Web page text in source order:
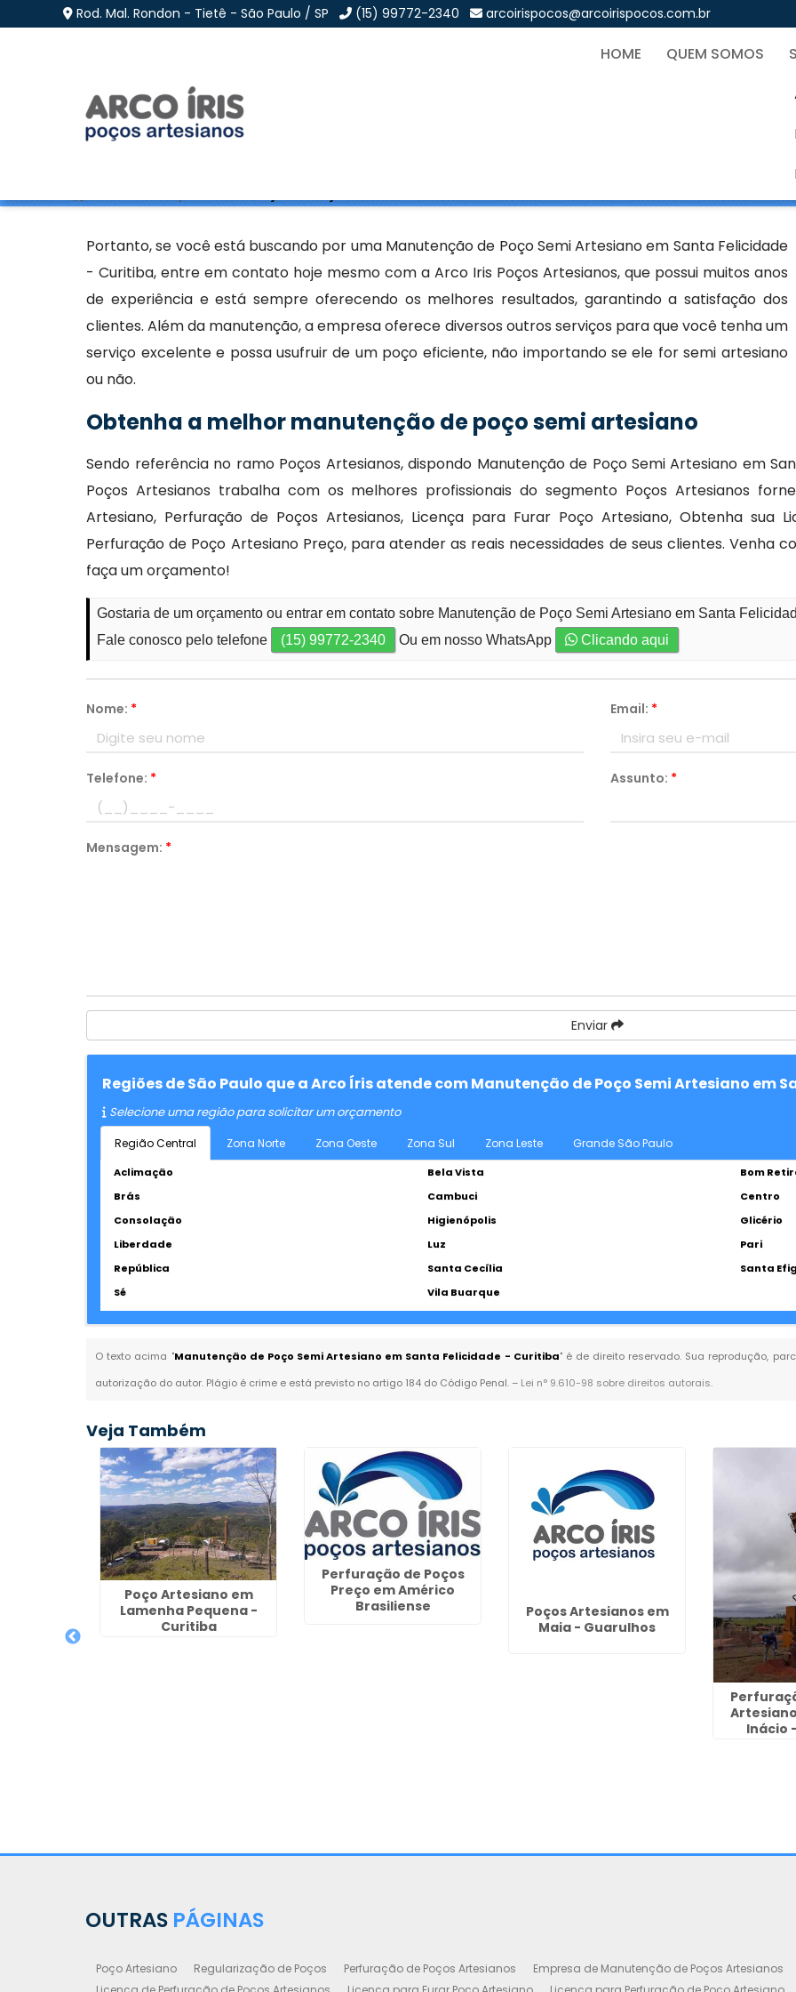
Rod. Mal. Rondon - Tietê - São Paulo / SP (15) 99772-2340 arcoirispocos@arcoirispocos.com.br
HOME QUEM SOMOS
Manutenção de Poço Semi Artesiano em Santa
Portanto, se você está buscando por uma Manutenção de Poço Semi Artesiano em Santa Felicidade
- Curitiba, entre em contato hoje mesmo com a Arco Iris Poços Artesianos, que possui muitos anos
de experiência e está sempre oferecendo os melhores resultados, garantindo a satisfação dos
clientes. Além da manutenção, a empresa oferece diversos outros serviços para que você tenha um
serviço excelente e possa usufruir de um poço eficiente, não importando se ele for semi artesiano
ou não.
Obtenha a melhor manutenção de poço semi artesiano
Sendo referência no ramo Poços Artesianos, dispondo Manutenção de Poço Semi Artesiano em
Poços Artesianos trabalha com os melhores profissionais do segmento Poços Artesianos
Artesiano, Perfuração de Poços Artesianos, Licença para Furar Poço Artesiano, Obtenha sua
Perfuração de Poço Artesiano Preço, para atender as reais necessidades de seus clientes.
faça um orçamento!
Gostaria de um orçamento ou entrar em contato sobre Manutenção de Poço Semi Artesiano em Santa
Fale conosco pelo telefone
(15) 99772-2340 Ou em nosso WhatsApp Clicando aqui
Nome: * Email: *
Telefone: * Assunto: *
Mensagem: *
Enviar
Regiões de São Paulo que a Arco Íris atende com Manutenção de Poço Semi Artesiano em
Selecione uma região para solicitar um orçamento
Região Central Zona Norte Zona Oeste Zona Sul Zona Leste Grande São Paulo
Aclimação Bela Vista
Bom
Brás
Cambuci
Centro
Consolação
Higienópolis
Glicério
Liberdade
Luz
Pari
República
Santa Cecília
Santa
Sé
Vila Buarque
O texto acima "Manutenção de Poço Semi Artesiano em Santa Felicidade - Curitiba" é de direito reservado. Sua reprodução,
autorização do autor. Plágio é crime e está previsto no artigo 184 do Código Penal. – Lei n° 9.610-98 sobre direitos autorais.
Veja Também
Poço Artesiano em
Lamenha Pequena -
Curitiba
Perfuração de Poços
Preço em Américo
Brasiliense
Poços Artesianos em
Maia - Guarulhos
Inácio
OUTRAS PÁGINAS
Poço Artesiano Regularização de Poços Perfuração de Poços Artesianos Empresa de Manutenção de Poços Artesianos